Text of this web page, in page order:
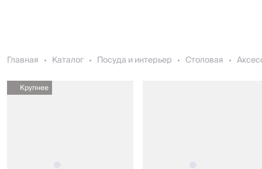
Главная Каталог Посуда и интерьер Столовая
Крупнее